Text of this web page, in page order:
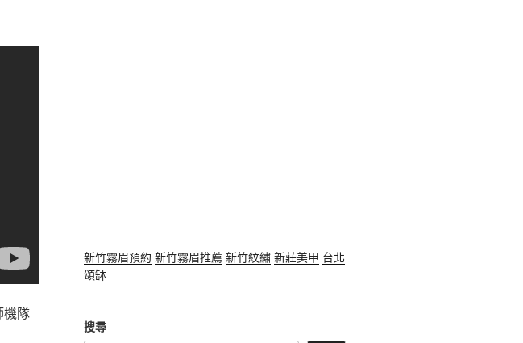
機隊
新竹霧眉預約 新竹霧眉推薦 新竹紋繡 新莊美甲 台北
頌缽
搜尋